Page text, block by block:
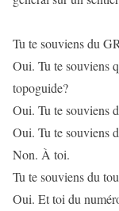
Tu te souviens du
Oui. Tu te souviens
topoguide?
Oui. Tu te souviens
Oui. Tu te souviens
Non. À toi.
Tu te souviens du
Oui. Et toi du